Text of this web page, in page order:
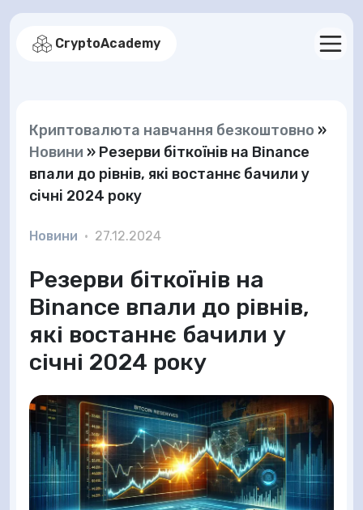
CryptoAcademy
Криптовалюта навчання безкоштовно »
Новини » Резерви біткоїнів на Binance
впали до рівнів, які востаннє бачили у
січні 2024 року
Новини • 27.12.2024
Резерви біткоїнів на
Binance впали до рівнів,
які востаннє бачили у
січні 2024 року